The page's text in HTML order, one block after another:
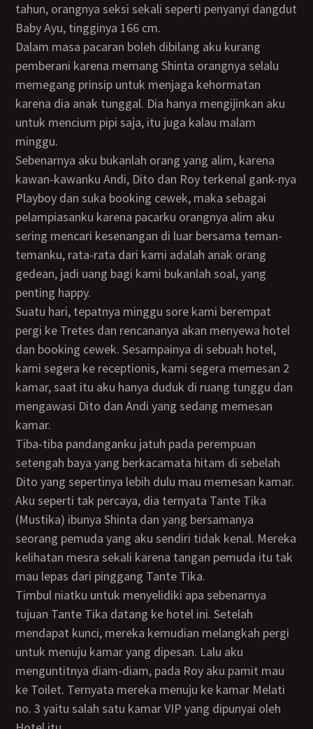
tahun, orangnya seksi sekali seperti penyanyi dangdut
Baby Ayu, tingginya 166 cm.
Dalam masa pacaran boleh dibilang aku kurang
pemberani karena memang Shinta orangnya selalu
memegang prinsip untuk menjaga kehormatan
karena dia anak tunggal. Dia hanya mengijinkan aku
untuk mencium pipi saja, itu juga kalau malam
minggu.
Sebenarnya aku bukanlah orang yang alim, karena
kawan-kawanku Andi, Dito dan Roy terkenal gank-nya
Playboy dan suka booking cewek, maka sebagai
pelampiasanku karena pacarku orangnya alim aku
sering mencari kesenangan di luar bersama teman-
temanku, rata-rata dari kami adalah anak orang
gedean, jadi uang bagi kami bukanlah soal, yang
penting happy.
Suatu hari, tepatnya minggu sore kami berempat
pergi ke Tretes dan rencananya akan menyewa hotel
dan booking cewek. Sesampainya di sebuah hotel,
kami segera ke receptionis, kami segera memesan 2
kamar, saat itu aku hanya duduk di ruang tunggu dan
mengawasi Dito dan Andi yang sedang memesan
kamar.
Tiba-tiba pandanganku jatuh pada perempuan
setengah baya yang berkacamata hitam di sebelah
Dito yang sepertinya lebih dulu mau memesan kamar.
Aku seperti tak percaya, dia ternyata Tante Tika
(Mustika) ibunya Shinta dan yang bersamanya
seorang pemuda yang aku sendiri tidak kenal. Mereka
kelihatan mesra sekali karena tangan pemuda itu tak
mau lepas dari pinggang Tante Tika.
Timbul niatku untuk menyelidiki apa sebenarnya
tujuan Tante Tika datang ke hotel ini. Setelah
mendapat kunci, mereka kemudian melangkah pergi
untuk menuju kamar yang dipesan. Lalu aku
menguntitnya diam-diam, pada Roy aku pamit mau
ke Toilet. Ternyata mereka menuju ke kamar Melati
no. 3 yaitu salah satu kamar VIP yang dipunyai oleh